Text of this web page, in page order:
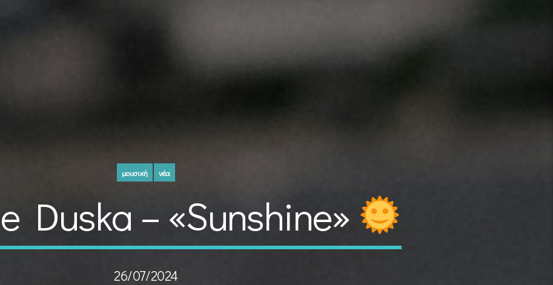
μουσική νέα
Duska – «Sunshine»
26/07/2024